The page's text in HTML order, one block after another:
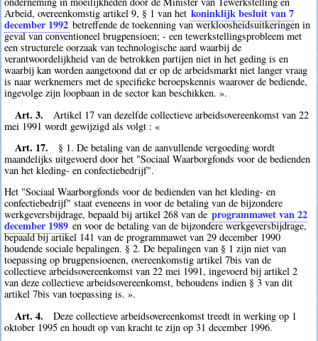
Arbeid, overeenkomstig artikel 9, § 1 van het koninklijk besluit van 7
december 1992 betreffende de toekenning van werkloosheidsuitkeringen in
geval van conventioneel brugpensioen; - een tewerkstellingsprobleem met
een structurele oorzaak van technologische aard waarbij de
verantwoordelijkheid van de betrokken partijen niet in het geding is en
waarbij kan worden aangetoond dat er op de arbeidsmarkt niet langer vraag
is naar werknemers met de specifieke beroepskennis waarover de bediende,
ingevolge zijn loopbaan in de sector kan beschikken. ».
Art. 3.
Artikel 17 van dezelfde collectieve arbeidsovereenkomst van 22
mei 1991 wordt gewijzigd als volgt : «
Art. 17.
§ 1. De betaling van de aanvullende vergoeding wordt
maandelijks uitgevoerd door het "Sociaal Waarborgfonds voor de bedienden
van het kleding- en confectiebedrijf".
Het "Sociaal Waarborgfonds voor de bedienden van het kleding- en
confectiebedrijf" staat eveneens in voor de betaling van de bijzondere
werkgeversbijdrage, bepaald bij artikel 268 van de programmawet van 22
december 1989 en voor de betaling van de bijzondere werkgeversbijdrage,
bepaald bij artikel 141 van de programmawet van 29 december 1990
houdende sociale bepalingen. § 2. De bepalingen van § 1 zijn niet van
toepassing op brugpensioenen, overeenkomstig artikel 7bis van de
collectieve arbeidsovereenkomst van 22 mei 1991, ingevoerd bij artikel 2
van deze collectieve arbeidsovereenkomst, behoudens indien § 3 van dit
artikel 7bis van toepassing is. ».
Art. 4.
Deze collectieve arbeidsovereenkomst treedt in werking op 1
oktober 1995 en houdt op van kracht te zijn op 31 december 1996.